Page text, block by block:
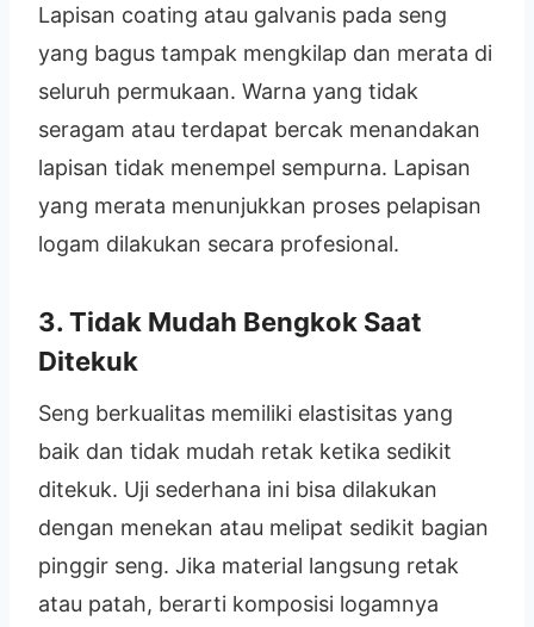
Lapisan coating atau galvanis pada seng
yang bagus tampak mengkilap dan merata di
seluruh permukaan. Warna yang tidak
seragam atau terdapat bercak menandakan
lapisan tidak menempel sempurna. Lapisan
yang merata menunjukkan proses pelapisan
logam dilakukan secara profesional.
3. Tidak Mudah Bengkok Saat
Ditekuk
Seng berkualitas memiliki elastisitas yang
baik dan tidak mudah retak ketika sedikit
ditekuk. Uji sederhana ini bisa dilakukan
dengan menekan atau melipat sedikit bagian
pinggir seng. Jika material langsung retak
atau patah, berarti komposisi logamnya